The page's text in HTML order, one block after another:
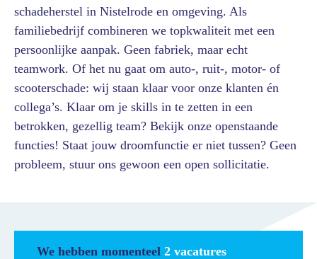
schadeherstel in Nistelrode en omgeving. Als
familiebedrijf combineren we topkwaliteit met een
persoonlijke aanpak. Geen fabriek, maar echt
teamwork. Of het nu gaat om auto-, ruit-, motor- of
scooterschade: wij staan klaar voor onze klanten én
collega’s. Klaar om je skills in te zetten in een
betrokken, gezellig team? Bekijk onze openstaande
functies! Staat jouw droomfunctie er niet tussen? Geen
probleem, stuur ons gewoon een open sollicitatie.
We hebben momenteel 2 vacatures